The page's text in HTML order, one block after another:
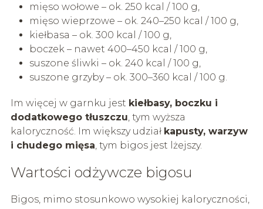
mięso wołowe – ok. 250 kcal / 100 g,
mięso wieprzowe – ok. 240–250 kcal / 100 g,
kiełbasa – ok. 300 kcal / 100 g,
boczek – nawet 400–450 kcal / 100 g,
suszone śliwki – ok. 240 kcal / 100 g,
suszone grzyby – ok. 300–360 kcal / 100 g.
Im więcej w garnku jest kiełbasy, boczku i
dodatkowego tłuszczu, tym wyższa
kaloryczność. Im większy udział kapusty, warzyw
i chudego mięsa, tym bigos jest lżejszy.
Wartości odżywcze bigosu
Bigos, mimo stosunkowo wysokiej kaloryczności,